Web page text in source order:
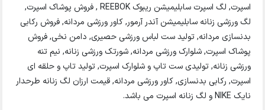
اسپرت, لگ اسپرت سابلیمیشن ریبوک REEBOK , فروش پوشاک اسپرت,
لگ ورزشی زنانه سابلیمیشن آندر آرمور, کاور ورزشی مردانه, فروش رکابی
بدنسازی مردانه, تولید ست لباس ورزشی حصیری, دامن نخی, فروش
پوشاک اسپرت, شلوارک ورزشی مردانه, شورتک ورزشی زنانه, نیم تنه
ورزشی زنانه, تولیدی ست تاپ و شلوارک اسپرت, تولید تاپ و حلقه ای
اسپرت, رکابی بدنسازی, کاور ورزشی مردانه, قیمت ارزان لگ زنانه طرحدار
نایک NIKE و لگ زنانه اسپرت می باشد.